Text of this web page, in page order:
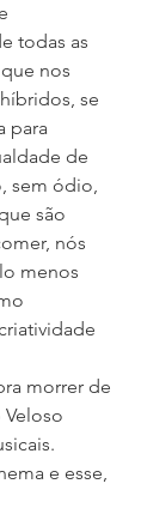
todas as
nos
se
para
de
sem ódio,
são
nós
menos
morrer de
e esse,